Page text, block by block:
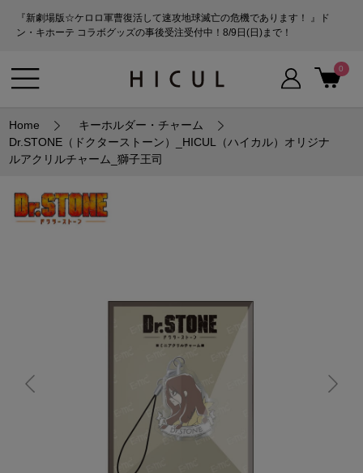
『新劇場版☆ケロロ軍曹復活して速攻地球滅亡の危機であります！ 』ド
ン・キホーテ コラボグッズの事後受注受付中！8/9日(日)まで！
0
Home
キーホルダー・チャーム
Dr.STONE（ドクターストーン）_HICUL（ハイカル）オリジナ
ルアクリルチャーム_獅子王司